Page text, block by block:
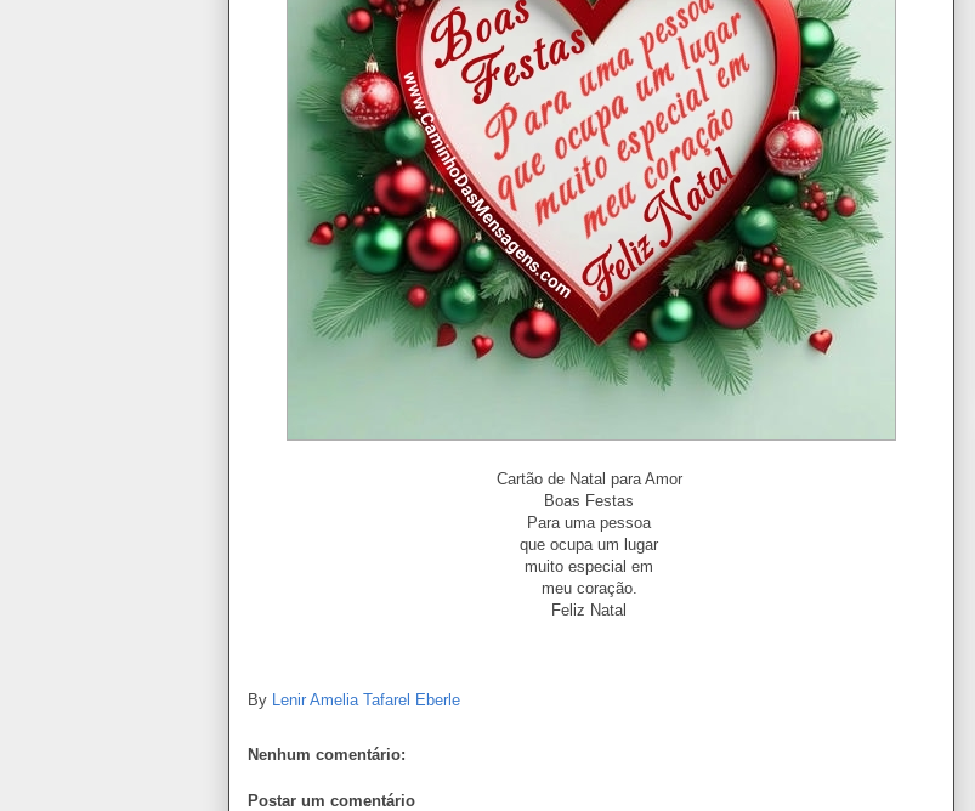
Cartão de Natal para Amor
Boas Festas
Para uma pessoa
que ocupa um lugar
muito especial em
meu coração.
Feliz Natal
By Lenir Amelia Tafarel Eberle
Nenhum comentário:
Postar um comentário